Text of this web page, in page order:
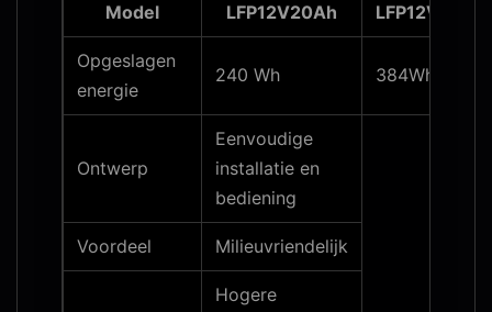
Model LFP12V20Ah LFP12V30Ah
Opgeslagen
energie
240 Wh 384Wh
Ontwerp
Eenvoudige
installatie en
bediening
Voordeel Milieuvriendelijk
Hogere